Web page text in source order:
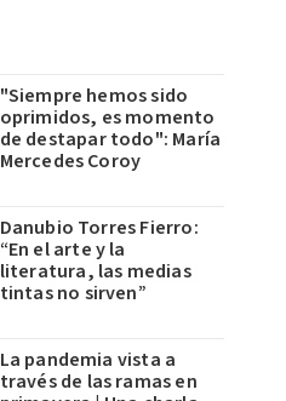
"Siempre hemos sido
oprimidos, es momento
de destapar todo": María
Mercedes Coroy
Danubio Torres Fierro:
“En el arte y la
literatura, las medias
tintas no sirven”
La pandemia vista a
través de las ramas en